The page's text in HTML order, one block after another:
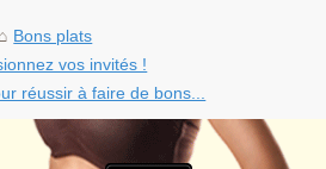
Bons plats
vos invités !
réussir à faire de bons...